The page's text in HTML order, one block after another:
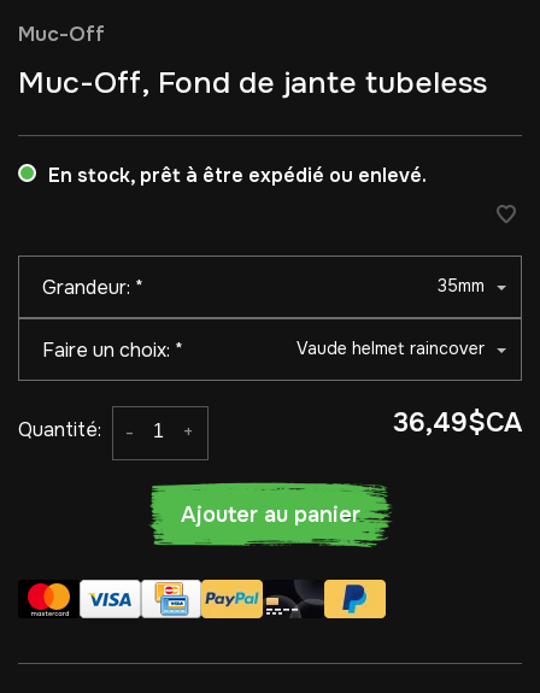
Muc-Off
Muc-Off, Fond de jante tubeless
En stock, prêt à être expédié ou enlevé.
Grandeur: * 35mm
Faire un choix: * Vaude helmet raincover
Quantité: +
- 36,49$CA
Ajouter au panier